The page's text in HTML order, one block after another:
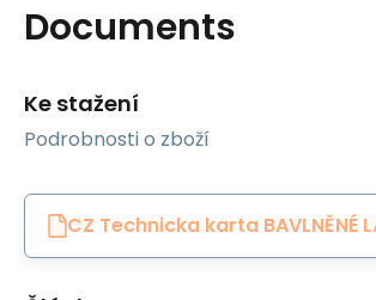
Documents
Ke stažení
Podrobnosti o zboží
CZ Technicka karta BAVLNĚNÉ